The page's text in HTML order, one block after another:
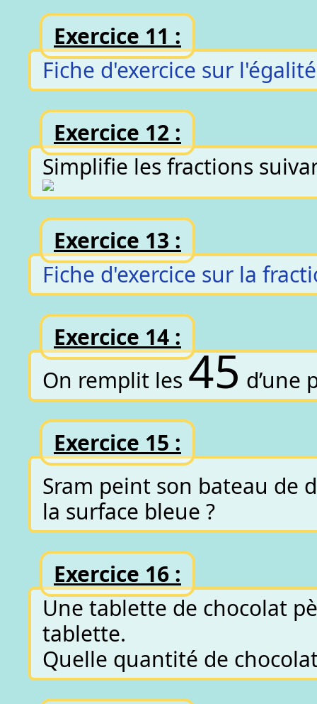
Exercice 11 :
Fiche d'exercice sur
Exercice 12 :
Simplifie les fractions
Exercice 13 :
Fiche d'exercice sur la
Exercice 14 :
On remplit les 45 d’une
Exercice 15 :
Sram peint son bateau de
la surface bleue ?
Exercice 16 :
Une tablette de chocolat
tablette.
Quelle quantité de